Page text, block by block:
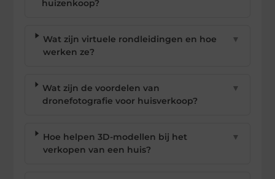
huizenkoop?
Wat zijn virtuele rondleidingen en hoe
werken ze?
▼
Wat zijn de voordelen van
dronefotografie voor huisverkoop?
▼
Hoe helpen 3D-modellen bij het
verkopen van een huis?
▼